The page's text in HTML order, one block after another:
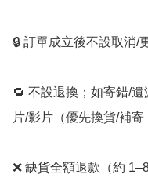
🔒 訂單成立後不設取消/
🔁 不設退換；如寄錯/
片/影片（優先換貨/補寄
❌ 缺貨全額退款（約